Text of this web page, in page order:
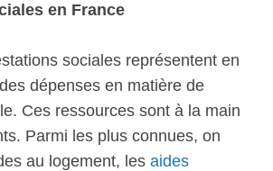
en France
sociales représentent en
dépenses en matière de
Ces ressources sont à la main
Parmi les plus connues, on
au logement, les aides